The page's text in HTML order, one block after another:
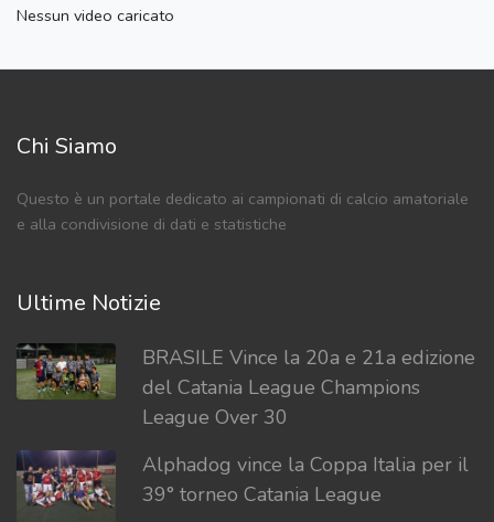
Nessun video caricato
Chi Siamo
Questo è un portale dedicato ai campionati di calcio amatoriale
e alla condivisione di dati e statistiche
Ultime Notizie
BRASILE Vince la 20a e 21a edizione
del Catania League Champions
League Over 30
Alphadog vince la Coppa Italia per il
39° torneo Catania League